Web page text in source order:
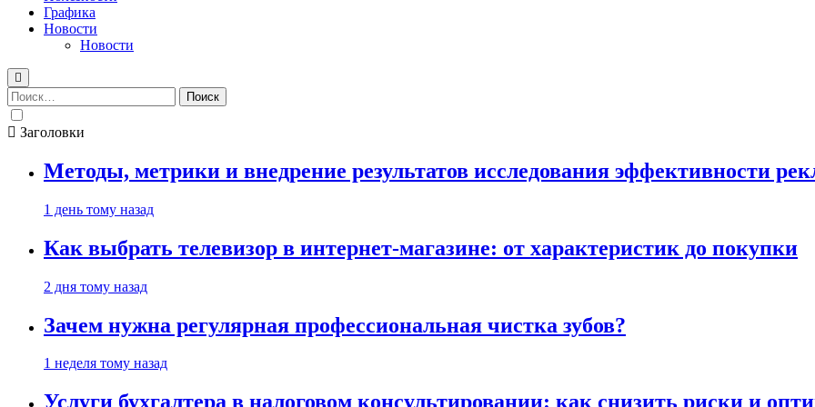
Графика
Новости
Новости
Найти:
Заголовки
Методы, метрики и внедрение результатов исследования эффективности
1 день тому назад
Как выбрать телевизор в интернет-магазине: от характеристик до покупки
2 дня тому назад
Зачем нужна регулярная профессиональная чистка зубов?
1 неделя тому назад
Услуги бухгалтера в налоговом консультировании: как снизить риски и